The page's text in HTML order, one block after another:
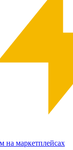
на маркетплейсах